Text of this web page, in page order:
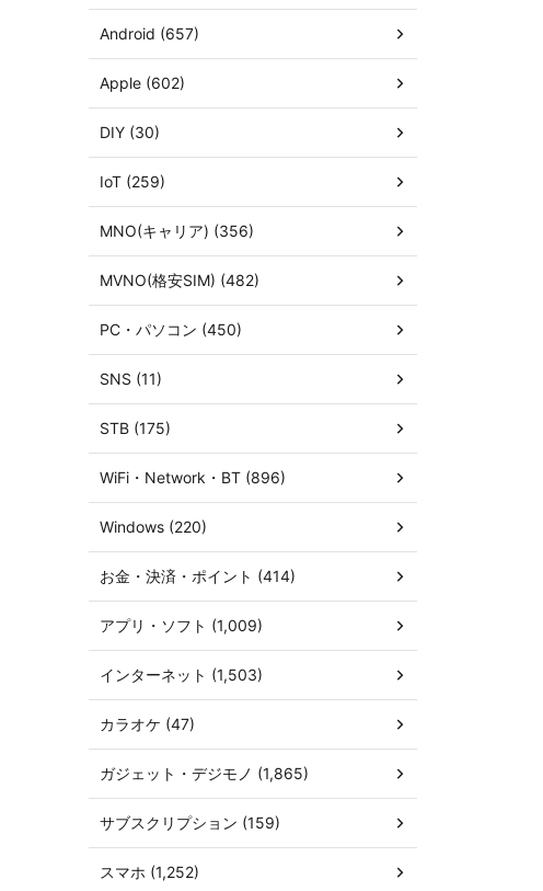
Android (657)
Apple (602)
DIY (30)
IoT (259)
MNO(キャリア) (356)
MVNO(格安SIM) (482)
PC・パソコン (450)
SNS (11)
STB (175)
WiFi・Network・BT (896)
Windows (220)
お金・決済・ポイント (414)
アプリ・ソフト (1,009)
インターネット (1,503)
カラオケ (47)
ガジェット・デジモノ (1,865)
サブスクリプション (159)
スマホ (1,252)